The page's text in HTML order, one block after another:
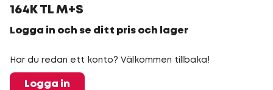
164K TL M+S
Logga in och se ditt pris och lager
Har du redan ett konto? Välkommen tillbaka!
Logga in